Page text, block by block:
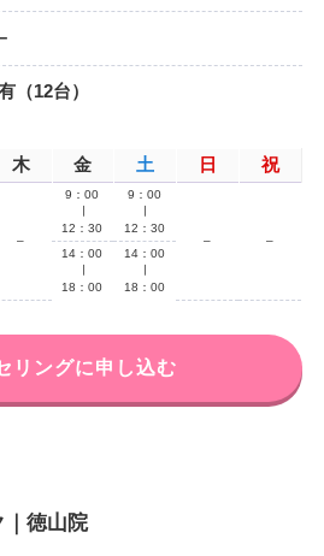
（12台）
木 金 土 日 祝
–
9：00
12：30
9：00
12：30
–
–
14：00
18：00
14：00
18：00
リングに申し込む
｜徳山院